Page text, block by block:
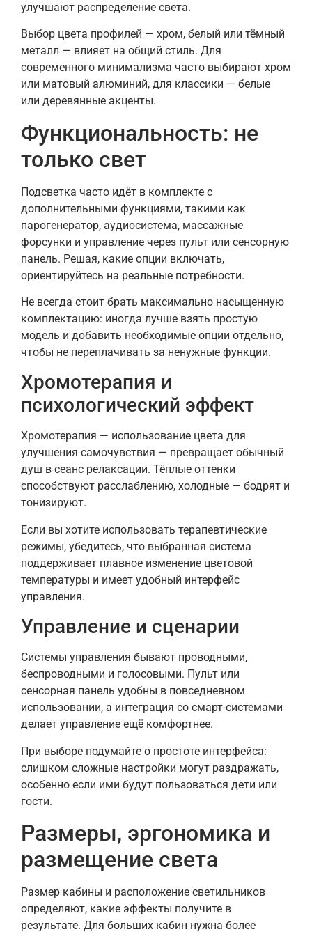
улучшают распределение света.
Выбор цвета профилей — хром, белый или тёмный
металл — влияет на общий стиль. Для
современного минимализма часто выбирают хром
или матовый алюминий, для классики — белые
или деревянные акценты.
Функциональность: не
только свет
Подсветка часто идёт в комплекте с
дополнительными функциями, такими как
парогенератор, аудиосистема, массажные
форсунки и управление через пульт или сенсорную
панель. Решая, какие опции включать,
ориентируйтесь на реальные потребности.
Не всегда стоит брать максимально насыщенную
комплектацию: иногда лучше взять простую
модель и добавить необходимые опции отдельно,
чтобы не переплачивать за ненужные функции.
Хромотерапия и
психологический эффект
Хромотерапия — использование цвета для
улучшения самочувствия — превращает обычный
душ в сеанс релаксации. Тёплые оттенки
способствуют расслаблению, холодные — бодрят и
тонизируют.
Если вы хотите использовать терапевтические
режимы, убедитесь, что выбранная система
поддерживает плавное изменение цветовой
температуры и имеет удобный интерфейс
управления.
Управление и сценарии
Системы управления бывают проводными,
беспроводными и голосовыми. Пульт или
сенсорная панель удобны в повседневном
использовании, а интеграция со смарт-системами
делает управление ещё комфортнее.
При выборе подумайте о простоте интерфейса:
слишком сложные настройки могут раздражать,
особенно если ими будут пользоваться дети или
гости.
Размеры, эргономика и
размещение света
Размер кабины и расположение светильников
определяют, какие эффекты получите в
результате. Для больших кабин нужна более